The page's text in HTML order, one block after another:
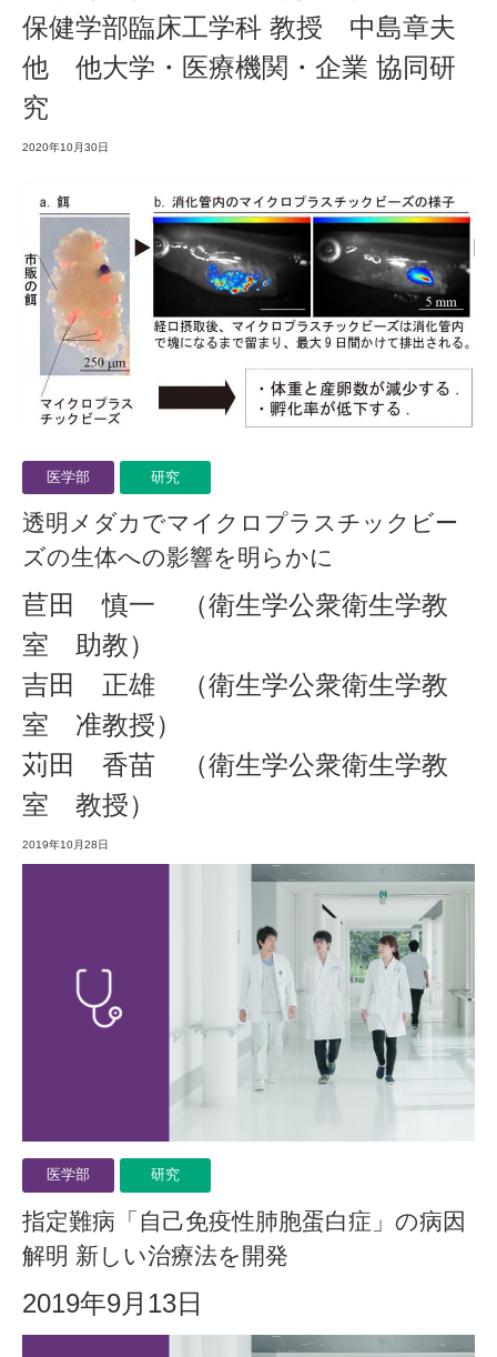
保健学部臨床工学科 教授 中島章夫
他 他大学・医療機関・企業 協同研
究
2020年10月30日
医学部 研究
透明メダカでマイクロプラスチックビー
ズの生体への影響を明らかに
苣田 慎一 （衛生学公衆衛生学教
室 助教）
吉田 正雄 （衛生学公衆衛生学教
室 准教授）
苅田 香苗 （衛生学公衆衛生学教
室 教授）
2019年10月28日
医学部 研究
指定難病「自己免疫性肺胞蛋白症」の病因
解明 新しい治療法を開発
2019年9月13日